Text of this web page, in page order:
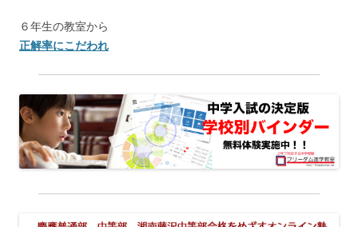
６年生の教室から
正解率にこだわれ